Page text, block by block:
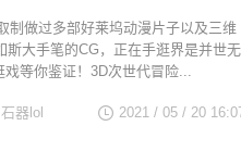
制做过多部好莱坞动漫片子以及三维
大手笔的CG，正在手逛界是并世无
等你鉴证！3D次世代冒险...
2021 / 05 / 20
石器lol